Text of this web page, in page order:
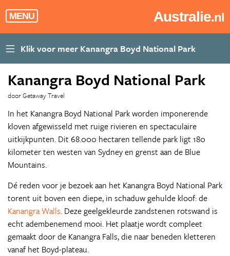
MENU Australie.nl
Kanangra Boyd National Park
door Getaway Travel
In het Kanangra Boyd National Park worden imponerende
kloven afgewisseld met ruige rivieren en spectaculaire
uitkijkpunten. Dit 68.000 hectaren tellende park ligt 180
kilometer ten westen van Sydney en grenst aan de Blue
Mountains.
Dé reden voor je bezoek aan het Kanangra Boyd National Park
torent uit boven een diepe, in schaduw gehulde kloof: de
Kanangra Walls. Deze geelgekleurde zandstenen rotswand is
echt adembenemend mooi. Het plaatje wordt compleet
gemaakt door de Kanangra Falls, die naar beneden kletteren
vanaf het Boyd-plateau.